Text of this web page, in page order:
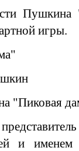
игры.
"Пиковая
и именем